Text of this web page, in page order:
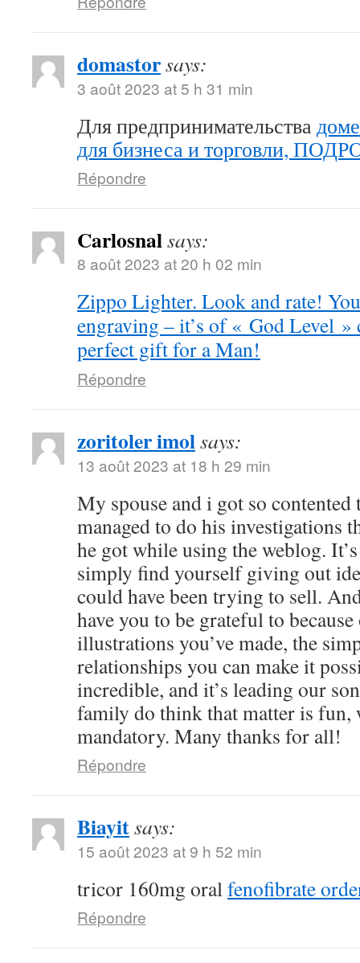
domastorsays:
3 août 2023 at 5 h 31 min
Для предпринимательства
для бизнеса и торговли,
Répondre
Carlosnalsays:
8 août 2023 at 20 h 02 min
Zippo Lighter. Look and rate!
engraving – it’s of « God Level
perfect gift for a Man!
Répondre
zoritoler imolsays:
13 août 2023 at 18 h 29 min
My spouse and i got so contented
managed to do his investigations
he got while using the weblog.
simply find yourself giving out
could have been trying to sell.
have you to be grateful to
illustrations you’ve made, the
relationships you can make it
incredible, and it’s leading our
family do think that matter is
mandatory. Many thanks for all!
Répondre
Biayitsays:
15 août 2023 at 9 h 52 min
tricor 160mg oralfenofibrate
Répondre